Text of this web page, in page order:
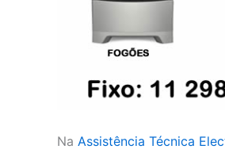
Na Assistência Técnica